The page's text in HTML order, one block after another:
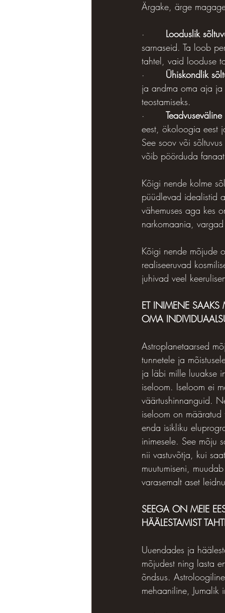
Ärgake, ärge
· Looduslik
sarnaseid. Ta loob
tahtel, vaid looduse
· Ühiskondlik
ja andma oma aja ja
teostamiseks.
·
eest, ökoloogia eest
See soov või
võib pöörduda
Kõigi nende kolme
püüdlevad idealistid
vähemuses aga kes
narkomaania,
Kõigi nende mõjude
realiseeruvad
juhivad veel
ET INIMENE SAAKS
OMA
Astroplanetaarsed
tunnetele ja
ja läbi mille luuakse
iseloom. Iseloom ei
väärtushinnanguid.
iseloom on
enda isikliku
inimesele. See mõju
nii vastuvõtja, kui
muutumiseni,
varasemalt aset
SEEGA ON MEIE
HÄÄLESTAMIST
Uuendades ja
mõjudest ning lasta
õndsus.
mehaaniline,